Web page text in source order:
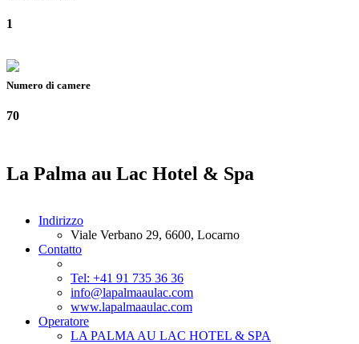
1
Numero di camere
70
La Palma au Lac Hotel & Spa
Indirizzo
Viale Verbano 29, 6600, Locarno
Contatto
Tel: +41 91 735 36 36
info@lapalmaaulac.com
www.lapalmaaulac.com
Operatore
LA PALMA AU LAC HOTEL & SPA